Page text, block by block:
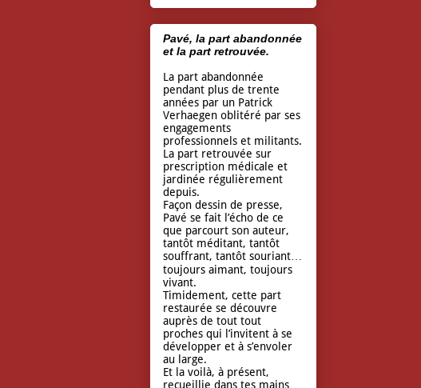
Pavé, la part abandonnée
et la part retrouvée.
La part abandonnée
pendant plus de trente
années par un Patrick
Verhaegen oblitéré par ses
engagements
professionnels et militants.
La part retrouvée sur
prescription médicale et
jardinée régulièrement
depuis.
Façon dessin de presse,
Pavé se fait l’écho de ce
que parcourt son auteur,
tantôt méditant, tantôt
souffrant, tantôt souriant…
toujours aimant, toujours
vivant.
Timidement, cette part
restaurée se découvre
auprès de tout tout
proches qui l’invitent à se
développer et à s’envoler
au large.
Et la voilà, à présent,
recueillie dans tes mains